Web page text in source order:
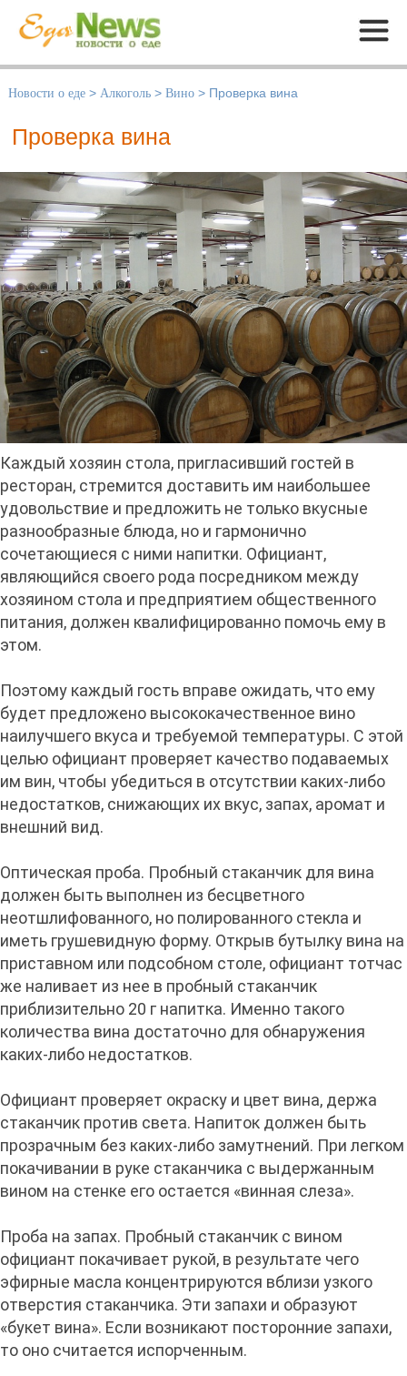
Меню
Новости о еде > Алкоголь > Вино > Проверка вина
Проверка вина
Каждый хозяин стола, пригласивший гостей в
ресторан, стремится доставить им наибольшее
удовольствие и предложить не только вкусные
разнообразные блюда, но и гармонично
сочетающиеся с ними напитки. Официант,
являющийся своего рода посредником между
хозяином стола и предприятием общественного
питания, должен квалифицированно помочь ему в
этом.
Поэтому каждый гость вправе ожидать, что ему
будет предложено высококачественное вино
наилучшего вкуса и требуемой температуры. С этой
целью официант проверяет качество подаваемых
им вин, чтобы убедиться в отсутствии каких-либо
недостатков, снижающих их вкус, запах, аромат и
внешний вид.
Оптическая проба. Пробный стаканчик для вина
должен быть выполнен из бесцветного
неотшлифованного, но полированного стекла и
иметь грушевидную форму. Открыв бутылку вина на
приставном или подсобном столе, официант тотчас
же наливает из нее в пробный стаканчик
приблизительно 20 г напитка. Именно такого
количества вина достаточно для обнаружения
каких-либо недостатков.
Официант проверяет окраску и цвет вина, держа
стаканчик против света. Напиток должен быть
прозрачным без каких-либо замутнений. При легком
покачивании в руке стаканчика с выдержанным
вином на стенке его остается «винная слеза».
Проба на запах. Пробный стаканчик с вином
официант покачивает рукой, в результате чего
эфирные масла концентрируются вблизи узкого
отверстия стаканчика. Эти запахи и образуют
«букет вина». Если возникают посторонние запахи,
то оно считается испорченным.